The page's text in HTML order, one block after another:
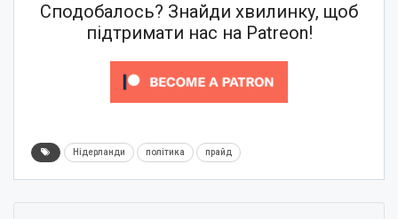
Сподобалось? Знайди хвилинку, щоб
підтримати нас на Patreon!
Нідерланди політика прайд